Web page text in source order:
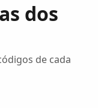
dos
de cada